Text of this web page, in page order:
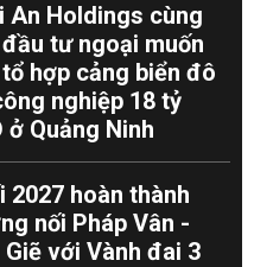
An Holdings cùng
tư ngoại muốn
hợp cảng biển đô
nghiệp 18 tỷ
ở Quảng Ninh
2027 hoàn thành
nối Pháp Vân -
Giẽ với Vành đai 3